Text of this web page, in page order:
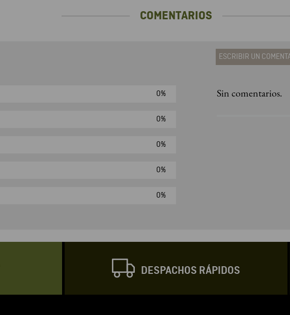
COMENTARIOS
0%
0%
0%
0%
0%
ESCRIBIR UN
Agregar
Escribir comentario
Sin comentarios.
DESPACHOS RÁPIDOS